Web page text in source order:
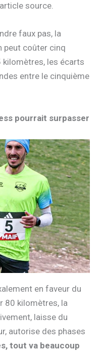
source.
faux pas, la
peut coûter cinq
kilomètres, les écarts
entre le cinquième
pourrait surpasser
en faveur du
80 kilomètres, la
laisse du
autorise des phases
tout va beaucoup